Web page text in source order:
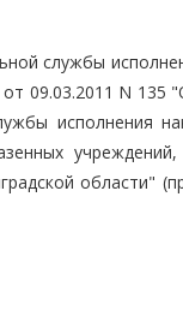
службы
09.03.2011 N 135
исполнения
области"